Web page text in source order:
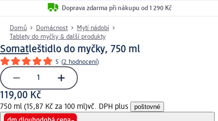
Doprava zdarma při nákupu od 1 290 Kč
Domů Domácnost
Mytí nádobí
Tablety do myčky & další produkty
Somatleštidlo do myčky, 750 ml
5 (2 hodnocení)
119,00 Kč
750 ml (15,87 Kč za 100 ml)vč. DPH plus poštovné